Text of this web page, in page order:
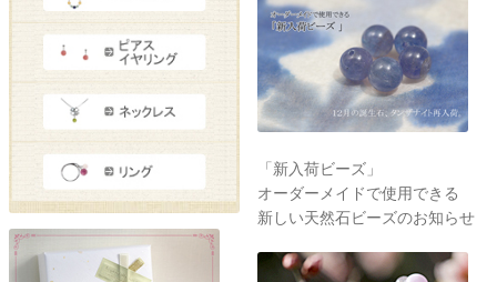
「新入荷ビーズ」
オーダーメイドで使用できる
新しい天然石ビーズのお知らせ